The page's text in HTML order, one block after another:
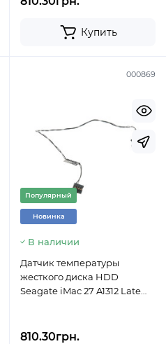
Купить
000869
Популярный
Новинка
В наличии
Датчик температуры
жесткого диска HDD
Seagate iMac 27 A1312 Late
810.30грн.